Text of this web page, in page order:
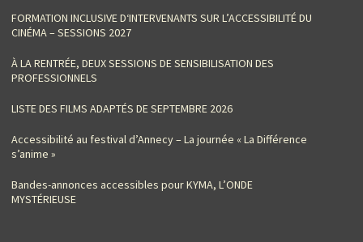
FORMATION INCLUSIVE D‘INTERVENANTS SUR L’ACCESSIBILITÉ DU
CINÉMA – SESSIONS 2027
À LA RENTRÉE, DEUX SESSIONS DE SENSIBILISATION DES
PROFESSIONNELS
LISTE DES FILMS ADAPTÉS DE SEPTEMBRE 2026
Accessibilité au festival d’Annecy – La journée « La Différence
s’anime »
Bandes-annonces accessibles pour KYMA, L’ONDE
MYSTÉRIEUSE